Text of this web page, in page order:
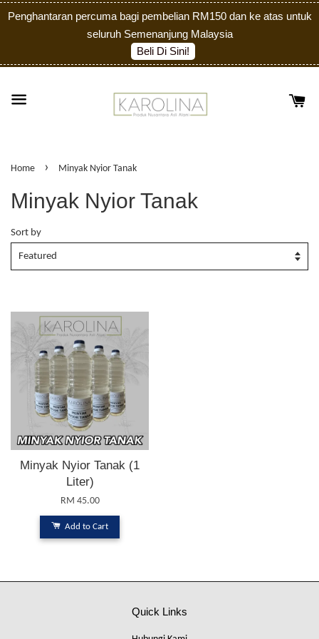
Penghantaran percuma bagi pembelian RM150 dan ke atas untuk
seluruh Semenanjung Malaysia
Beli Di Sini!
Home › Minyak Nyior Tanak
Minyak Nyior Tanak
Sort by
Minyak Nyior Tanak (1
Liter)
RM 45.00
Add to Cart
Quick Links